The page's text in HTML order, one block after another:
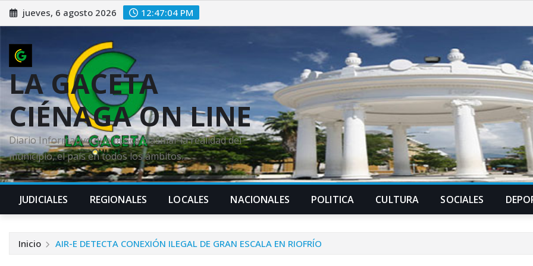
Saltar
al
jueves, 6 agosto 2026 12:47:05 PM
LA GACETA
CIÉNAGA ON LINE
Diario Informativo que busca plasmar la realidad del
municipio, el país en todos los ámbitos.
JUDICIALES REGIONALES LOCALES NACIONALES POLITICA CULTURA SOCIALES
Inicio AIR-E DETECTA CONEXIÓN ILEGAL DE GRAN ESCALA EN RIOFRÍO